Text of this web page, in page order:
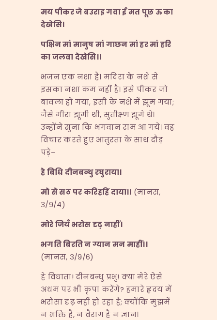
मयपीकरजेबउराइगवाईमतपूछऊका
देखेसि।
पक्षिनमांमानुषमांगाछनमांहरमांहरि
काजलवादेखेसि।।
भजन एक नशा है। मदिरा के नशे से
इसका नशा कम नहीं है। इसे पीकर जो
बावला हो गया, इसी के नशे में झूम गया;
जैसे मीरा झूमी थी, सुतीक्ष्ण झूमे थे।
उन्होंने सुना कि भगवान राम आ गये। वह
विचार करते हुए आतुरता के साथ दौड़
पड़े–
हेबिधिदीनबन्धुरघुराया।
मोसेसठपरकरिहहिंदाया।। (मानस,
३/९/४)
मोरेजियँभरोसदृढ़नाहीं।
भगतिबिरतिनग्यानमनमाहीं।।
(मानस, ३/९/६)
हे विधाता! दीनबन्धु प्रभु! क्या मेरे ऐसे
अधम पर भी कृपा करेंगे? हमारे हृदय में
भरोसा दृढ़ नहीं हो रहा है; क्योंकि मुझमें
न भक्ति है, न वैराग है न ज्ञान।